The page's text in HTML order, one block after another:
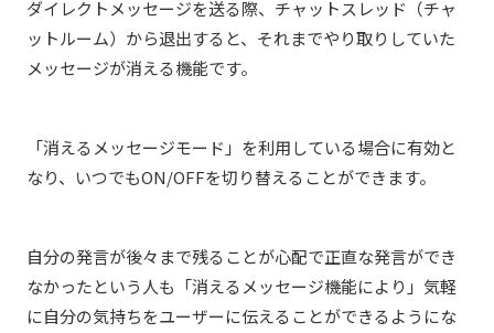
ダイレクトメッセージを送る際、チャットスレッド（チャ
ットルーム）から退出すると、それまでやり取りしていた
メッセージが消える機能です。
「消えるメッセージモード」を利用している場合に有効と
なり、いつでもON/OFFを切り替えることができます。
自分の発言が後々まで残ることが心配で正直な発言ができ
なかったという人も「消えるメッセージ機能により」気軽
に自分の気持ちをユーザーに伝えることができるようにな